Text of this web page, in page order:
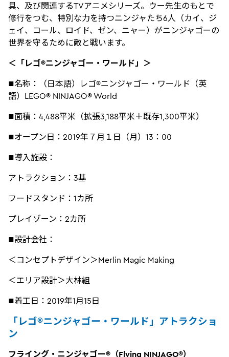
具、及び関連するTVアニメシリーズ。ウー先生のもとで
修行をつむ、特別な力を持つニンジャたち6人（カイ、ジ
ェイ、コール、ロイド、ゼン、ニャー）がニンジャゴーの
世界を守るために敵と戦います。
＜「レゴ®ニンジャゴー・ワールド」＞
■名称：（日本語）レゴ®ニンジャゴー・ワールド（英
語）LEGO® NINJAGO® World
■面積：4,488平米（拡張3,188平米＋既存1,300平米）
■オープン日：2019年７月１日（月）13：00
■導入施設：
アトラクション：3基
フードスタンド：1カ所
プレイゾーン：2カ所
■設計会社：
＜コンセプトデザイン＞Merlin Magic Making
＜エリア設計＞大林組
■着工日：2019年1月15日
「レゴ®ニンジャゴー・ワールド」アトラクショ
ン
フライング・ニンジャゴー®（Flying NINJAGO®）